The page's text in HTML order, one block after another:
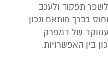
תפקוד ולעכב
בברך מותאם ונכון
עמוקה של המפרק
בין האפשרויות.